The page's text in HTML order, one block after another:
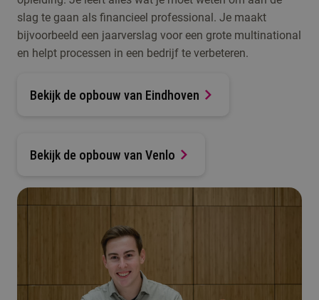
slag te gaan als financieel professional. Je maakt
bijvoorbeeld een jaarverslag voor een grote multinational
en helpt processen in een bedrijf te verbeteren.
Bekijk de opbouw van Eindhoven
Bekijk de opbouw van Venlo